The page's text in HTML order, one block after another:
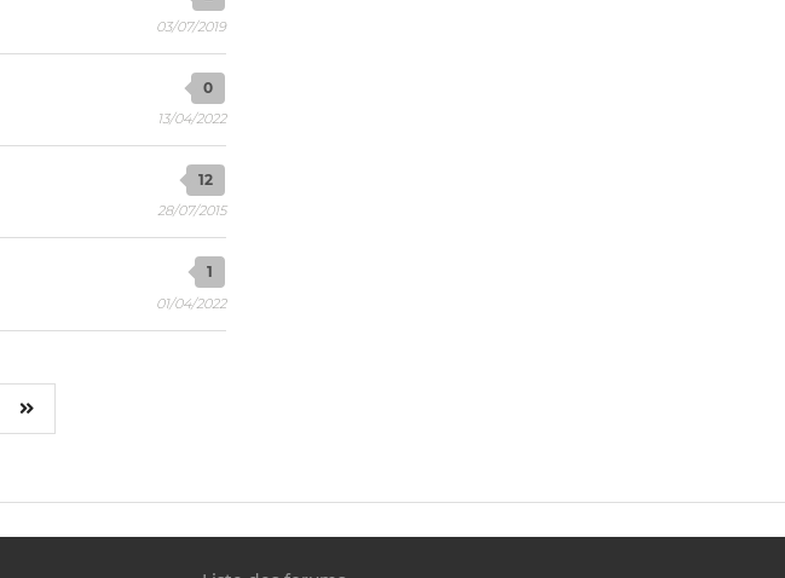
03/07/2019
0
13/04/2022
12
28/07/2015
1
01/04/2022